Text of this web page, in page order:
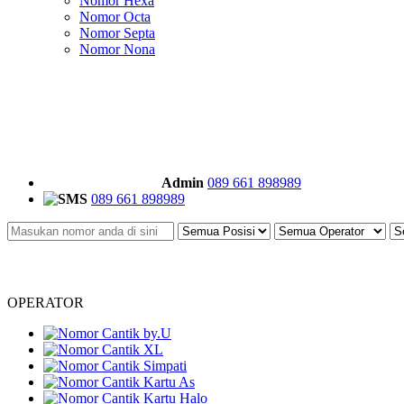
Nomor Octa
Nomor Septa
Nomor Nona
Admin 089 661 898989
089 661 898989
OPERATOR